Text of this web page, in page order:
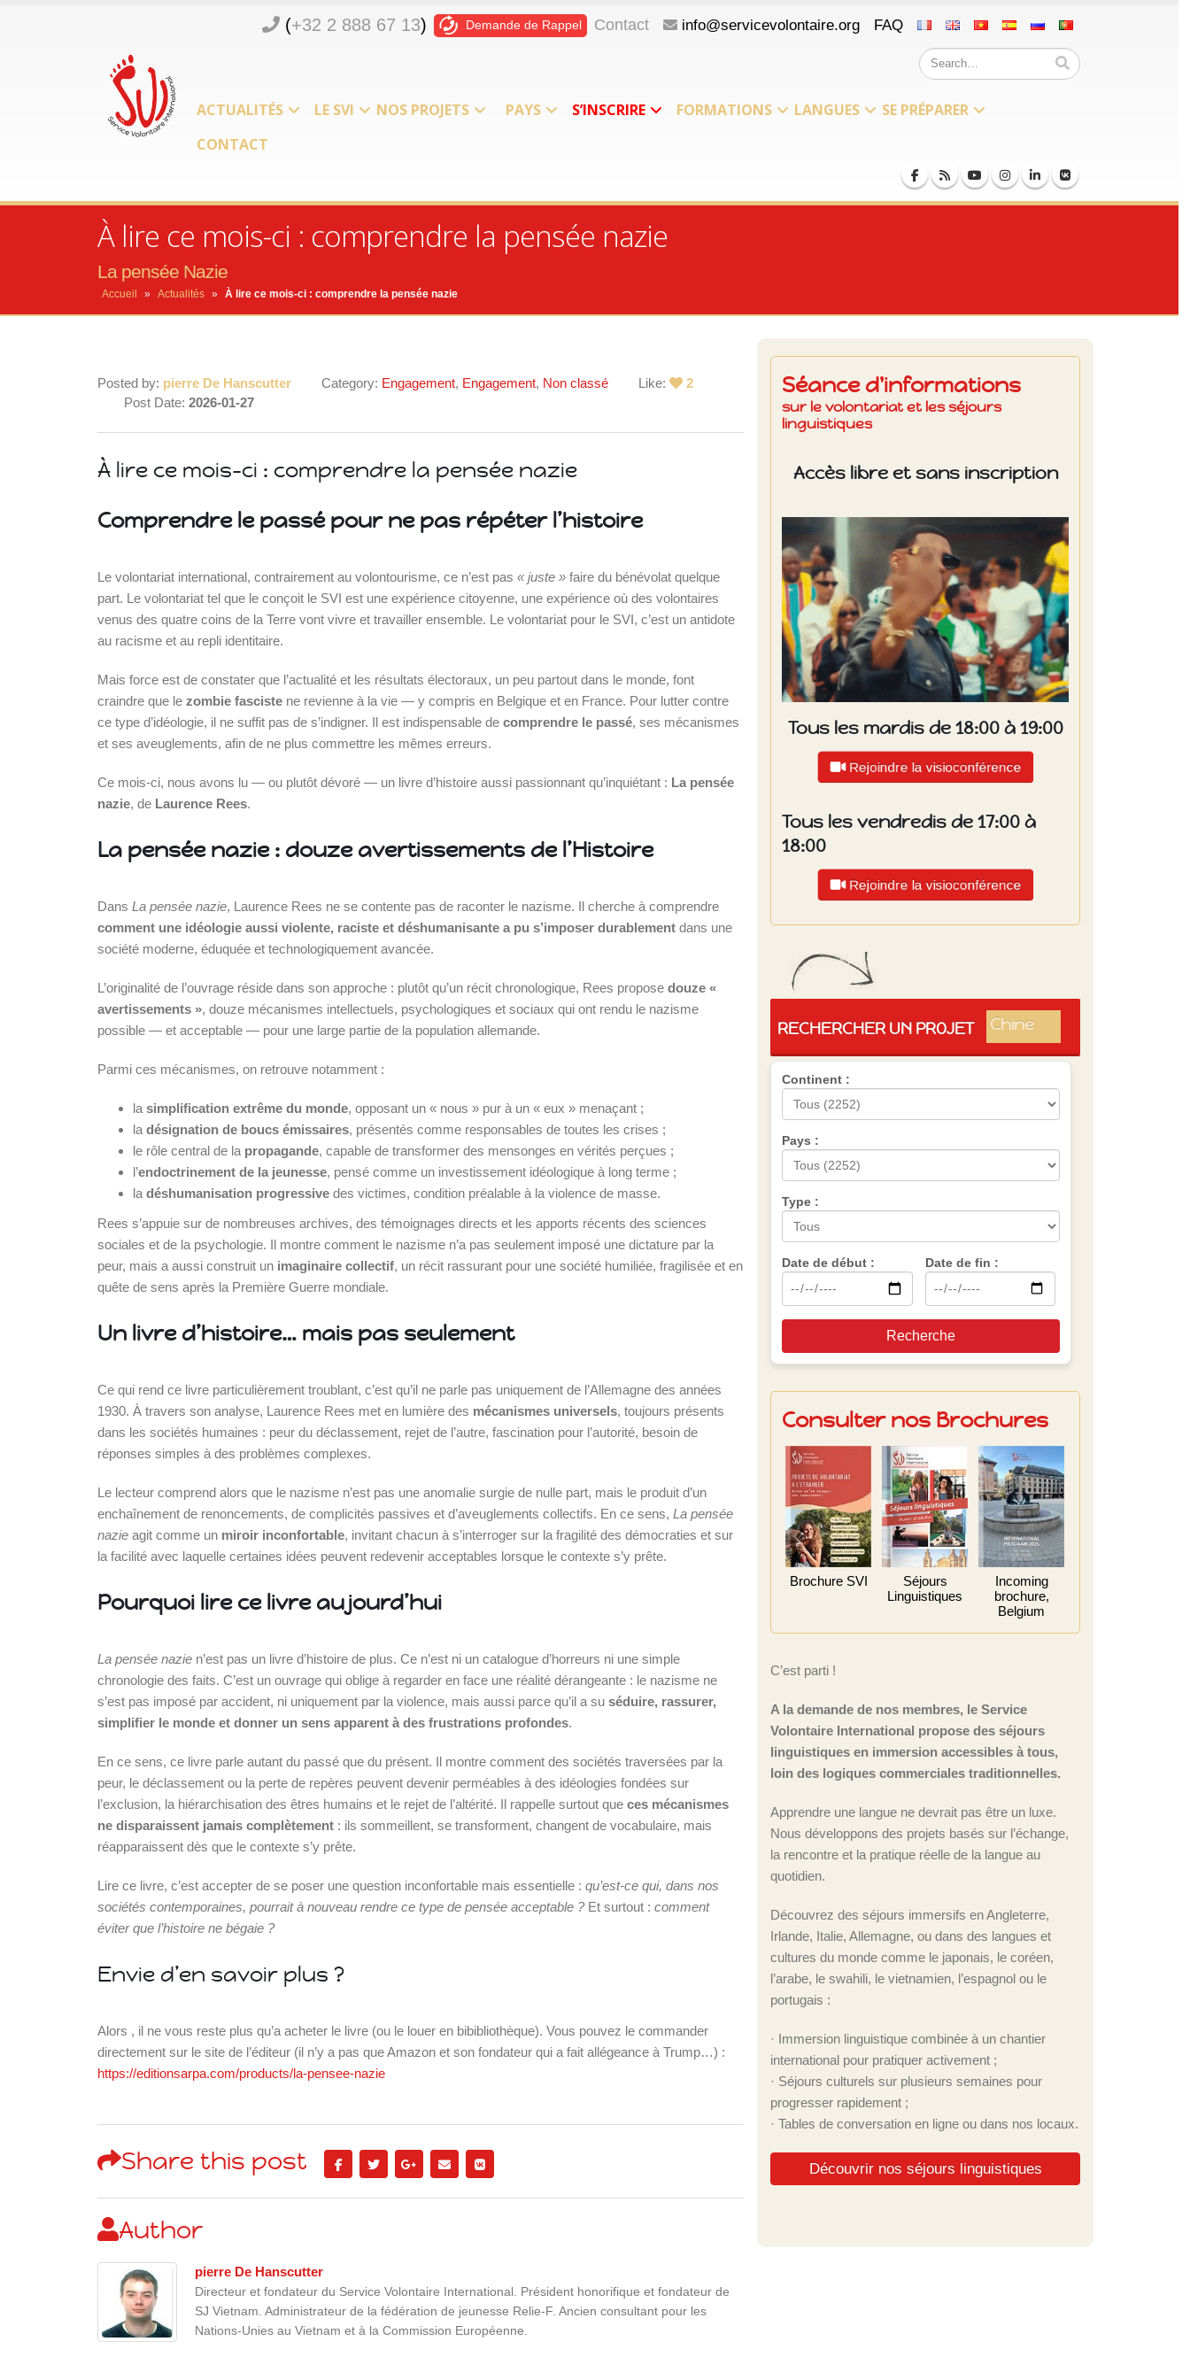
(+32 2 888 67 13) Demande de Rappel Contact info@servicevolontaire.org FAQ
ACTUALITÉS LE SVI NOS PROJETS PAYS S’INSCRIRE FORMATIONS LANGUES
SE PRÉPARER
CONTACT
À lire ce mois-ci : comprendre la pensée nazie
La pensée Nazie
Accueil » Actualités » À lire ce mois-ci : comprendre la pensée nazie
Posted by: pierre De Hanscutter Category: Engagement, Engagement, Non classé Like:
2
Post Date:2026-01-27
À lire ce mois-ci : comprendre la pensée nazie
Comprendre le passé pour ne pas répéter l’histoire
Le volontariat international, contrairement au volontourisme, ce n’est pas« juste » faire du bénévolat quelque
part. Le volontariat tel que le conçoit le SVI est une expérience citoyenne, une expérience où des volontaires
venus des quatre coins de la Terre vont vivre et travailler ensemble. Le volontariat pour le SVI, c’est un antidote
au racisme et au repli identitaire.
Mais force est de constater que l’actualité et les résultats électoraux, un peu partout dans le monde, font
craindre que lezombie fasciste ne revienne à la vie — y compris en Belgique et en France. Pour lutter contre
ce type d’idéologie, il ne suffit pas de s’indigner. Il est indispensable decomprendre le passé, ses mécanismes
et ses aveuglements, afin de ne plus commettre les mêmes erreurs.
Ce mois-ci, nous avons lu — ou plutôt dévoré — un livre d’histoire aussi passionnant qu’inquiétant : La pensée
nazie, de Laurence Rees.
La pensée nazie : douze avertissements de l’Histoire
DansLa pensée nazie, Laurence Rees ne se contente pas de raconter le nazisme. Il cherche à comprendre
comment une idéologie aussi violente, raciste et déshumanisante a pu s’imposer durablement dans une
société moderne, éduquée et technologiquement avancée.
L’originalité de l’ouvrage réside dans son approche : plutôt qu’un récit chronologique, Rees proposedouze «
avertissements », douze mécanismes intellectuels, psychologiques et sociaux qui ont rendu le nazisme
possible — et acceptable — pour une large partie de la population allemande.
Parmi ces mécanismes, on retrouve notamment :
lasimplification extrême du monde, opposant un « nous » pur à un « eux » menaçant ;
ladésignation de boucs émissaires, présentés comme responsables de toutes les crises ;
le rôle central de la propagande, capable de transformer des mensonges en vérités perçues ;
l’endoctrinement de la jeunesse, pensé comme un investissement idéologique à long terme ;
ladéshumanisation progressive des victimes, condition préalable à la violence de masse.
Rees s’appuie sur de nombreuses archives, des témoignages directs et les apports récents des sciences
sociales et de la psychologie. Il montre comment le nazisme n’a pas seulement imposé une dictature par la
peur, mais a aussi construit un imaginaire collectif, un récit rassurant pour une société humiliée, fragilisée et en
quête de sens après la Première Guerre mondiale.
Un livre d’histoire… mais pas seulement
Ce qui rend ce livre particulièrement troublant, c’est qu’il ne parle pas uniquement de l’Allemagne des années
1930. À travers son analyse, Laurence Rees met en lumière des mécanismes universels, toujours présents
dans les sociétés humaines : peur du déclassement, rejet de l’autre, fascination pour l’autorité, besoin de
réponses simples à des problèmes complexes.
Le lecteur comprend alors que le nazisme n’est pas une anomalie surgie de nulle part, mais le produit d’un
enchaînement de renoncements, de complicités passives et d’aveuglements collectifs. En ce sens,La pensée
nazie agit comme un miroir inconfortable, invitant chacun à s’interroger sur la fragilité des démocraties et sur
la facilité avec laquelle certaines idées peuvent redevenir acceptables lorsque le contexte s’y prête.
Pourquoi lire ce livre aujourd’hui
La pensée nazie n’est pas un livre d’histoire de plus. Ce n’est ni un catalogue d’horreurs ni une simple
chronologie des faits. C’est un ouvrage qui oblige à regarder en face une réalité dérangeante : le nazisme ne
s’est pas imposé par accident, ni uniquement par la violence, mais aussi parce qu’il a suséduire, rassurer,
simplifier le monde et donner un sens apparent à des frustrations profondes.
En ce sens, ce livre parle autant du passé que du présent. Il montre comment des sociétés traversées par la
peur, le déclassement ou la perte de repères peuvent devenir perméables à des idéologies fondées sur
l’exclusion, la hiérarchisation des êtres humains et le rejet de l’altérité. Il rappelle surtout queces mécanismes
ne disparaissent jamais complètement : ils sommeillent, se transforment, changent de vocabulaire, mais
réapparaissent dès que le contexte s’y prête.
Lire ce livre, c’est accepter de se poser une question inconfortable mais essentielle :qu’est-ce qui, dans nos
sociétés contemporaines, pourrait à nouveau rendre ce type de pensée acceptable ?Et surtout :comment
éviter que l’histoire ne bégaie ?
Envie d’en savoir plus ?
Alors , il ne vous reste plus qu’a acheter le livre (ou le louer en bibibliothèque). Vous pouvez le commander
directement sur le site de l’éditeur (il n’y a pas que Amazon et son fondateur qui a fait allégeance à Trump…) :
https://editionsarpa.com/products/la-pensee-nazie
Share this post
Author
pierre De Hanscutter
Directeur et fondateur du Service Volontaire International. Président honorifique et fondateur de
SJ Vietnam. Administrateur de la fédération de jeunesse Relie-F. Ancien consultant pour les
Nations-Unies au Vietnam et à la Commission Européenne.
Séance d'informations
sur le volontariat et les séjours
linguistiques
Accès libre et sans inscription
Tous les mardis de 18:00 à 19:00
Rejoindre la visioconférence
Tous les vendredis de 17:00 à
18:00
Rejoindre la visioconférence
RECHERCHER UN PROJET
Pérou
Chine
Espagne
Brésil
Mexique
Groupe
Continent :
Pays :
Type :
Date de début : Date de fin :
Recherche
Consulter nos Brochures
Brochure SVI
Séjours
Linguistiques
Incoming
brochure,
Belgium
C’est parti !
A la demande de nos membres, le Service
Volontaire International propose des séjours
linguistiques en immersion accessibles à tous,
loin des logiques commerciales traditionnelles.
Apprendre une langue ne devrait pas être un luxe.
Nous développons des projets basés sur l’échange,
la rencontre et la pratique réelle de la langue au
quotidien.
Découvrez des séjours immersifs en Angleterre,
Irlande, Italie, Allemagne, ou dans des langues et
cultures du monde comme le japonais, le coréen,
l’arabe, le swahili, le vietnamien, l’espagnol ou le
portugais :
· Immersion linguistique combinée à un chantier
international pour pratiquer activement ;
· Séjours culturels sur plusieurs semaines pour
progresser rapidement ;
· Tables de conversation en ligne ou dans nos locaux.
Découvrir nos séjours linguistiques